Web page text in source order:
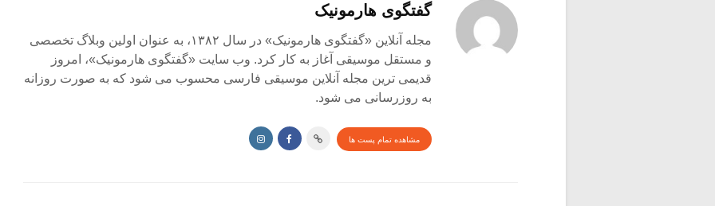
گفتگوی هارمونیک
مجله آنلاین «گفتگوی هارمونیک» در سال ۱۳۸۲، به عنوان اولین وبلاگ تخصصی
و مستقل موسیقی آغاز به کار کرد. وب سایت «گفتگوی هارمونیک»، امروز
قدیمی ترین مجله آنلاین موسیقی فارسی محسوب می شود که به صورت روزانه
به روزرسانی می شود.
مشاهده تمام پست ها